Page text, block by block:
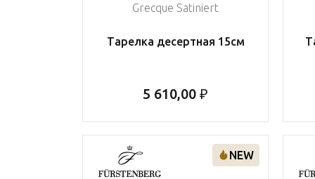
Grecque Satiniert
Тарелка десертная 15см
5 610,00 ₽
NEW